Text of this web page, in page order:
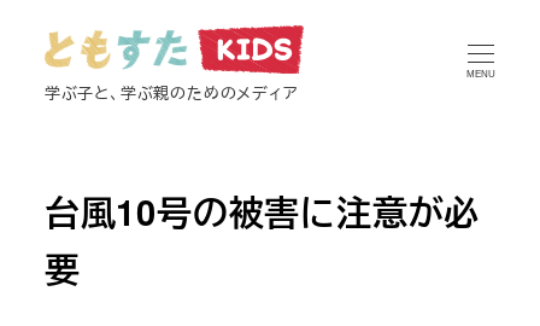
学ぶ子と、学ぶ親のためのメディア
MENU
台風10号の被害に注意が必
要